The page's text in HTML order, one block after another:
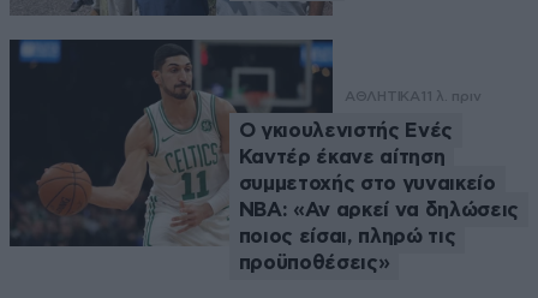
ΑΘΛΗΤΙΚΑ 11 λ. πριν
Ο γκιουλενιστής Ενές
Καντέρ έκανε αίτηση
συμμετοχής στο γυναικείο
ΝΒΑ: «Αν αρκεί να δηλώσεις
ποιος είσαι, πληρώ τις
προϋποθέσεις»